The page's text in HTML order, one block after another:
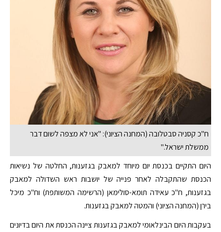
ח"כ קסניה סבטלובה (המחנה הציוני): "אני לא מצפה לשום דבר
ממשלת ישראל."
היום התקיים בכנסת יום מיוחד למאבק בגזענות, החלטה של נשיאות
הכנסת שהתקבלה לאחר פנייה של יושבות ראש השדולה למאבק
בגזענות, ח"כ עאידה תומא-סולימאן (הרשימה המשותפת) וח"כ מיכל
בירן (המחנה הציוני) והמטה למאבק בגזענות.
בעקבות היום הבינלאומי למאבק בגזענות ציינה הכנסת את היום בדיונים